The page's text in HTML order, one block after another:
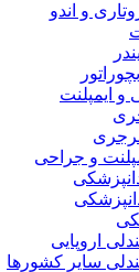
و اندو
و ایمپلنت
و جراحی
اروپایی
سایر کشورها